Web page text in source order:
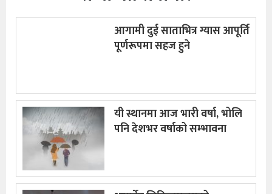
आगामी दुई साताभित्र ग्यास आपूर्ति
पूर्णरूपमा सहज हुने
यी स्थानमा आज भारी वर्षा, भोलि
पनि देशभर वर्षाको सम्भावना